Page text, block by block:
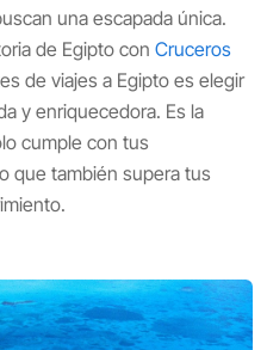
una escapada única.
de Egipto con Cruceros
de viajes a Egipto es elegir
y enriquecedora. Es la
cumple con tus
que también supera tus